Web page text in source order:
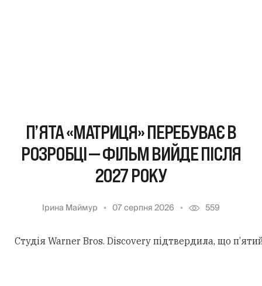
П’ЯТА «МАТРИЦЯ» ПЕРЕБУВАЄ В
РОЗРОБЦІ — ФІЛЬМ ВИЙДЕ ПІСЛЯ
2027 РОКУ
Ірина Маймур 07 серпня 2026 559
Студія Warner Bros. Discovery підтвердила, що